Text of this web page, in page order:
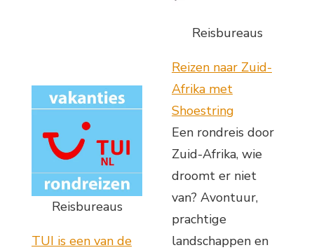
Reisbureaus
TUI is een van de
Reisbureaus
Reizen naar Zuid-
Afrika met
Shoestring
Een rondreis door
Zuid-Afrika, wie
droomt er niet
van? Avontuur,
prachtige
landschappen en